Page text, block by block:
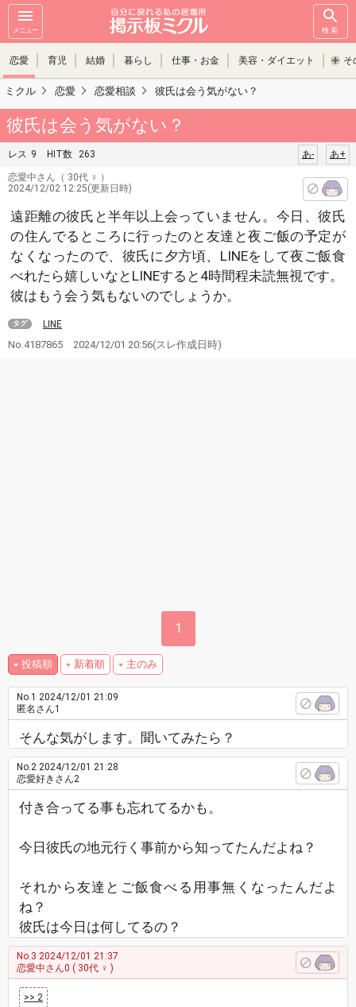
メニュー 検索
恋愛 育児 結婚 暮らし 仕事・お金 美容・ダイエット そ
ミクル 恋愛 恋愛相談 彼氏は会う気がない？
彼氏は会う気がない？
レス 9 HIT数 263 あ+
あ-
恋愛中さん （ 30代 ♀ ）
2024/12/02 12:25(更新日時)
遠距離の彼氏と半年以上会っていません。今日、彼氏
の住んでるところに行ったのと友達と夜ご飯の予定が
なくなったので、彼氏に夕方頃、LINEをして夜ご飯食
べれたら嬉しいなとLINEすると4時間程未読無視です。
彼はもう会う気もないのでしょうか。
タグ LINE
No.4187865 2024/12/01 20:56(スレ作成日時)
1
投稿順 新着順 主のみ
No.1 2024/12/01 21:09
匿名さん1
そんな気がします。聞いてみたら？
No.2 2024/12/01 21:28
恋愛好きさん2
付き合ってる事も忘れてるかも。
今日彼氏の地元行く事前から知ってたんだよね？
それから友達とご飯食べる用事無くなったんだよ
ね？
彼氏は今日は何してるの？
No.3 2024/12/01 21:37
恋愛中さん0 ( 30代 ♀ )
>> 2